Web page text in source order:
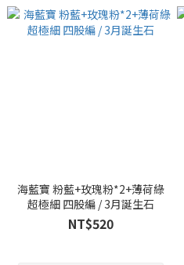
海藍寶 粉藍+玫瑰粉*2+薄荷綠
超極細 四股編 / 3月誕生石
NT$520